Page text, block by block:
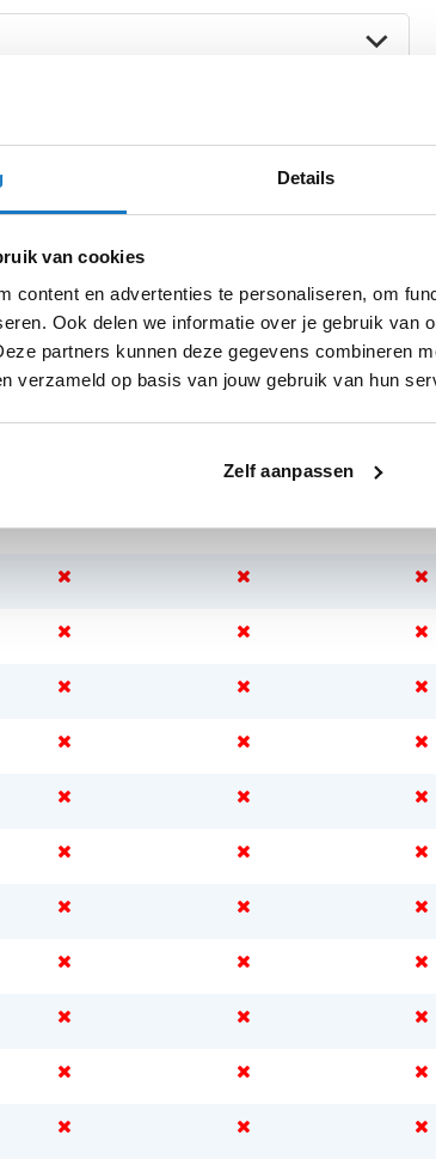
Details
van cookies
content en advertenties te personaliseren, om
Ook delen we informatie over je gebruik van
partners kunnen deze gegevens combineren
verzameld op basis van jouw gebruik van hun
Zelf aanpassen
een geschikte kandidaat.
001
Amsterdam